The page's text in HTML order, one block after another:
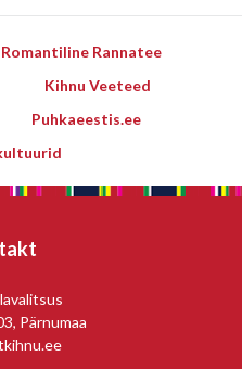
Romantiline Rannatee
Kihnu Veeteed
Puhkaeestis.ee
Pärnumaa